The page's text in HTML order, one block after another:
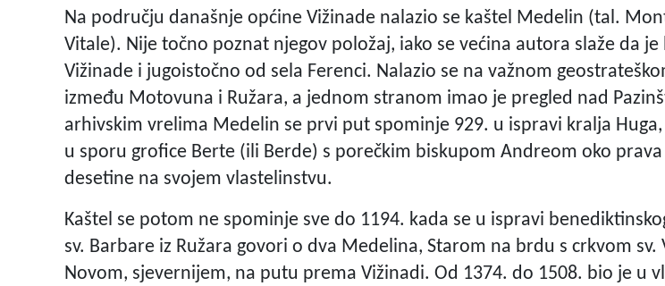
Na području današnje općine Vižinade nalazio se kaštel Medelin (tal.
Vitale). Nije točno poznat njegov položaj, iako se većina autora slaže da
Vižinade i jugoistočno od sela Ferenci. Nalazio se na važnom
između Motovuna i Ružara, a jednom stranom imao je pregled nad
arhivskim vrelima Medelin se prvi put spominje 929. u ispravi kralja
u sporu grofice Berte (ili Berde) s porečkim biskupom Andreom oko
desetine na svojem vlastelinstvu.
Kaštel se potom ne spominje sve do 1194. kada se u ispravi
sv. Barbare iz Ružara govori o dva Medelina, Starom na brdu s crkvom sv.
Novom, sjevernijem, na putu prema Vižinadi. Od 1374. do 1508. bio je u